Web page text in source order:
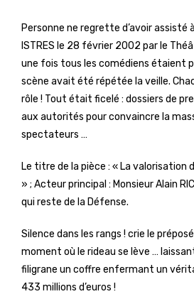
Personne ne regrette d’avoir assisté
ISTRES le 28 février 2002 par le
une fois tous les comédiens étaient
scène avait été répétée la veille.
rôle ! Tout était ficelé : dossiers de
aux autorités pour convaincre la
spectateurs …
Le titre de la pièce : « La valorisation
» ; Acteur principal : Monsieur Alain
qui reste de la Défense.
Silence dans les rangs ! crie le
moment où le rideau se lève …
filigrane un coffre enfermant un
433 millions d’euros !